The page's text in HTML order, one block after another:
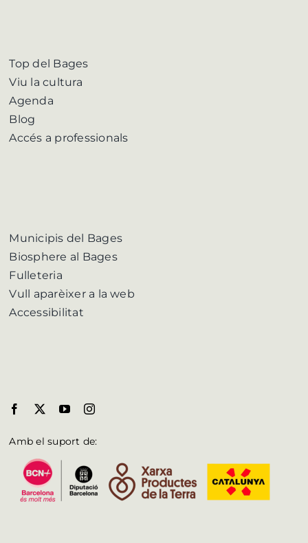
Top del Bages
Viu la cultura
Agenda
Blog
Accés a professionals
Municipis del Bages
Biosphere al Bages
Fulleteria
Vull aparèixer a la web
Accessibilitat
Amb el suport de: